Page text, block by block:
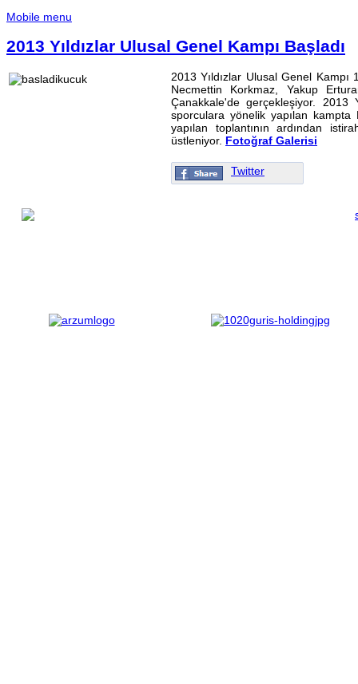
Mobile menu
2013 Yıldızlar Ulusal Genel Kampı Başladı
2013 Yıldızlar Ulusal Genel
Necmettin Korkmaz, Yakup
Çanakkale'de gerçekleşiyor. 2013
sporculara yönelik yapılan
yapılan toplantının ardından
üstleniyor. Fotoğraf Galerisi
Twitter